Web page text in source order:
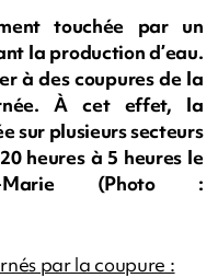
touchée par un
la production d’eau.
à des coupures de la
À cet effet, la
sur plusieurs secteurs
heures à 5 heures le
Marie (Photo :
par la coupure :